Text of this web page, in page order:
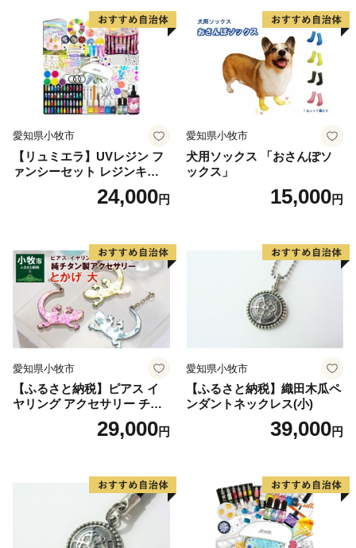
愛知県小牧市
【リュミエラ】UVレジン フ
ァンシーセット レジンキッ
ト ハンドメイド レジンクラ
フト アクセサリーキット 手
24,000円
愛知県小牧市
犬用ソックス 「おさんぽソ
ックス」
15,000円
愛知県小牧市
【ふるさと納税】ピアス イ
ヤリング アクセサリー チタ
ン とかげ 計6種 金属アレル
ギー対応 軽い ピンク イエロ
贈答用 オリジナル ハンドメ
イド 純チタン 送料無料
29,000円
愛知県小牧市
【ふるさと納税】織田木瓜ペ
ンダントネックレス(小)
39,000円